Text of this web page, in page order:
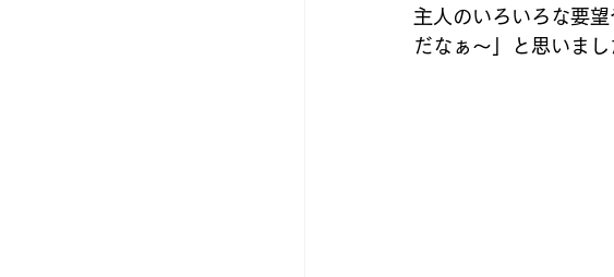
主人のいろいろな要
だなぁ～」と思いまし